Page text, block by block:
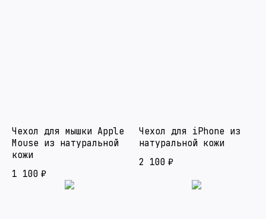
Чехол для мышки Apple
Mouse из натуральной
кожи
1 100 ₽
Чехол для iPhone из
натуральной кожи
2 100 ₽